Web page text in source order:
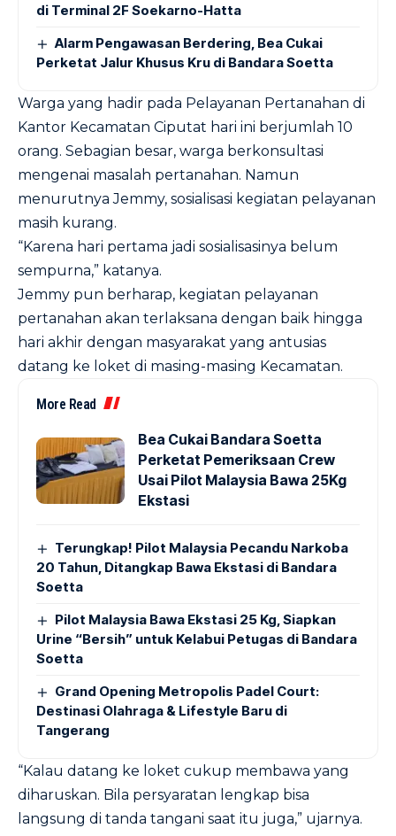
di Terminal 2F Soekarno-Hatta
Alarm Pengawasan Berdering, Bea Cukai
Perketat Jalur Khusus Kru di Bandara Soetta
Warga yang hadir pada Pelayanan Pertanahan di
Kantor Kecamatan Ciputat hari ini berjumlah 10
orang. Sebagian besar, warga berkonsultasi
mengenai masalah pertanahan. Namun
menurutnya Jemmy, sosialisasi kegiatan pelayanan
masih kurang.
“Karena hari pertama jadi sosialisasinya belum
sempurna,” katanya.
Jemmy pun berharap, kegiatan pelayanan
pertanahan akan terlaksana dengan baik hingga
hari akhir dengan masyarakat yang antusias
datang ke loket di masing-masing Kecamatan.
More Read
Bea Cukai Bandara Soetta
Perketat Pemeriksaan Crew
Usai Pilot Malaysia Bawa 25Kg
Ekstasi
Terungkap! Pilot Malaysia Pecandu Narkoba
20 Tahun, Ditangkap Bawa Ekstasi di Bandara
Soetta
Pilot Malaysia Bawa Ekstasi 25 Kg, Siapkan
Urine “Bersih” untuk Kelabui Petugas di Bandara
Soetta
Grand Opening Metropolis Padel Court:
Destinasi Olahraga & Lifestyle Baru di
Tangerang
“Kalau datang ke loket cukup membawa yang
diharuskan. Bila persyaratan lengkap bisa
langsung di tanda tangani saat itu juga,” ujarnya.